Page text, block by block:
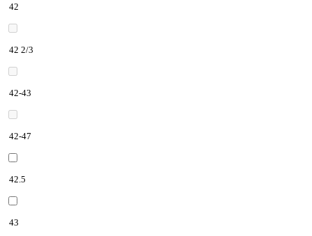
42
42 2/3
42-43
42-47
42.5
43